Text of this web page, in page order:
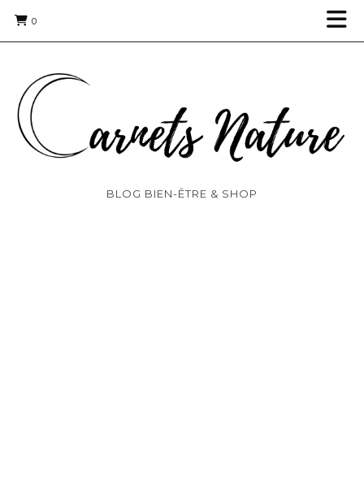
0
BLOG BIEN-ÊTRE & SHOP